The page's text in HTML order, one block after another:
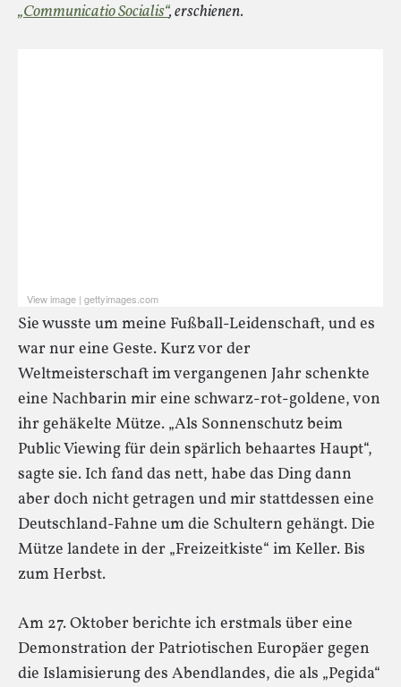
„Communicatio Socialis“, erschienen.
Sie sehen gerade einen Platzhalterinhalt von Standard.
Um auf den eigentlichen Inhalt zuzugreifen, klicken Sie auf
den Button unten. Bitte beachten Sie, dass dabei Daten an
Drittanbieter weitergegeben werden.
Inhalt entsperren
Weitere Informationen
View image | gettyimages.com
Sie wusste um meine Fußball-Leidenschaft, und es
war nur eine Geste. Kurz vor der
Weltmeisterschaft im vergangenen Jahr schenkte
eine Nachbarin mir eine schwarz-rot-goldene, von
ihr gehäkelte Mütze. „Als Sonnenschutz beim
Public Viewing für dein spärlich behaartes Haupt“,
sagte sie. Ich fand das nett, habe das Ding dann
aber doch nicht getragen und mir stattdessen eine
Deutschland-Fahne um die Schultern gehängt. Die
Mütze landete in der „Freizeitkiste“ im Keller. Bis
zum Herbst.
Am 27. Oktober berichte ich erstmals über eine
Demonstration der Patriotischen Europäer gegen
die Islamisierung des Abendlandes, die als „Pegida“